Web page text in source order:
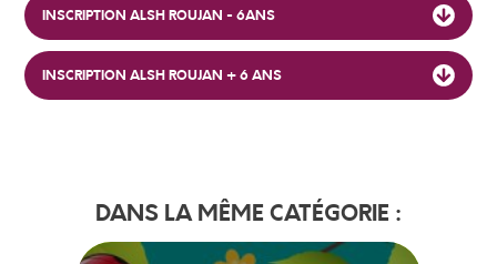
INSCRIPTION ALSH ROUJAN - 6ANS
INSCRIPTION ALSH ROUJAN + 6 ANS
DANS LA MÊME CATÉGORIE :